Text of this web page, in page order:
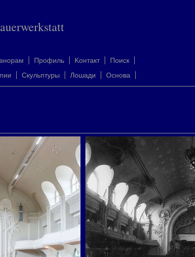
Профиль Kонтакт
Поиск
Скульптуры Лошади Oснова